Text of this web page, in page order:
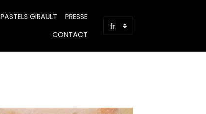
PASTELS GIRAULT
PRESSE
CONTACT